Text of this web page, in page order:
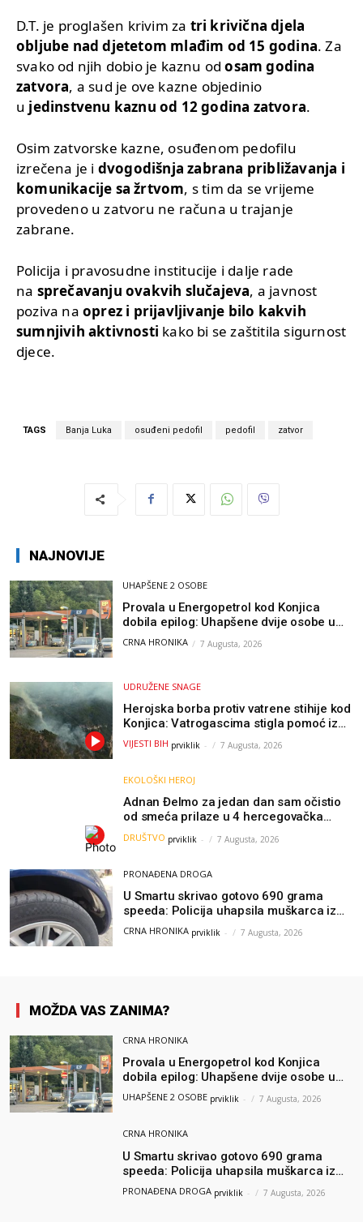
D.T. je proglašen krivim za tri krivična djela
obljube nad djetetom mlađim od 15 godina. Za
svako od njih dobio je kaznu odosam godina
zatvora, a sud je ove kazne objedinio
u jedinstvenu kaznu od 12 godina zatvora.
Osim zatvorske kazne, osuđenom pedofilu
izrečena je i dvogodišnja zabrana približavanja i
komunikacije sa žrtvom, s tim da se vrijeme
provedeno u zatvoru ne računa u trajanje
zabrane.
Policija i pravosudne institucije i dalje rade
na sprečavanju ovakvih slučajeva, a javnost
poziva na oprez i prijavljivanje bilo kakvih
sumnjivih aktivnosti kako bi se zaštitila sigurnost
djece.
TAGS Banja Luka osuđeni pedofil pedofil zatvor
NAJNOVIJE
UHAPŠENE 2 OSOBE
Provala u Energopetrol kod Konjica
dobila epilog: Uhapšene dvije osobe u
Čapljini i Jablanici
CRNA HRONIKA 7 Augusta, 2026
UDRUŽENE SNAGE
Herojska borba protiv vatrene stihije kod
Konjica: Vatrogascima stigla pomoć iz
Sarajeva, helikopteri i Air Tractori
udružili snage
VIJESTI BIH prviklik - 7 Augusta, 2026
EKOLOŠKI HEROJ
Adnan Đelmo za jedan dan sam očistio
od smeća prilaze u 4 hercegovačka
grada: “Danas nisam čistio samo smeće,
čistio sam sliku o nama”
DRUŠTVO prviklik - 7 Augusta, 2026
PRONAĐENA DROGA
U Smartu skrivao gotovo 690 grama
speeda: Policija uhapsila muškarca iz
Hercegovine
CRNA HRONIKA prviklik - 7 Augusta, 2026
MOŽDA VAS ZANIMA?
CRNA HRONIKA
Provala u Energopetrol kod Konjica
dobila epilog: Uhapšene dvije osobe u
Čapljini i Jablanici
UHAPŠENE 2 OSOBE prviklik - 7 Augusta, 2026
CRNA HRONIKA
U Smartu skrivao gotovo 690 grama
speeda: Policija uhapsila muškarca iz
Hercegovine
PRONAĐENA DROGA prviklik - 7 Augusta, 2026